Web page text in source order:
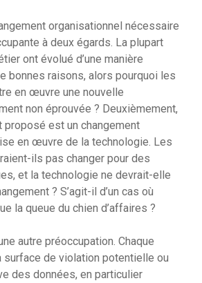
organisationnel nécessaire
à deux égards. La plupart
ont évolué d’une manière
bonnes raisons, alors pourquoi les
en œuvre une nouvelle
non éprouvée ? Deuxièmement,
est un changement
en œuvre de la technologie. Les
ils pas changer pour des
et la technologie ne devrait-elle
? S’agit-il d’un cas où
la queue du chien d’affaires ?
autre préoccupation. Chaque
surface de violation potentielle ou
des données, en particulier